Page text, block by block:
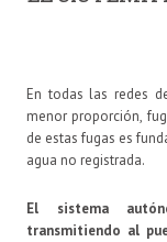
En todas las redes
menor proporción,
de estas fugas es
agua no registrada.
El sistema
transmitiendo al